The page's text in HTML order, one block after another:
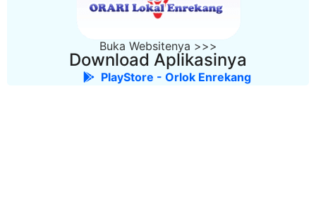
Buka Websitenya >>>
Download Aplikasinya
PlayStore - Orlok Enrekang